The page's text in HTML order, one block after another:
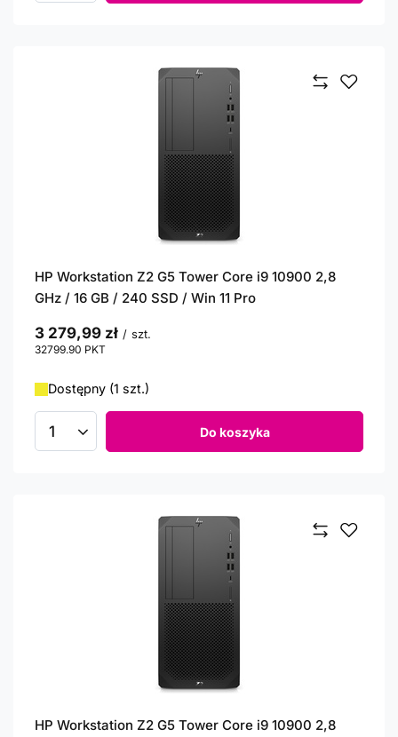
HP Workstation Z2 G5 Tower Core i9 10900 2,8
GHz / 16 GB / 240 SSD / Win 11 Pro
3 279,99 zł / szt.
32799.90 PKT
Dostępny (1 szt.)
Ilość produktów Do koszyka
HP Workstation Z2 G5 Tower Core i9 10900 2,8